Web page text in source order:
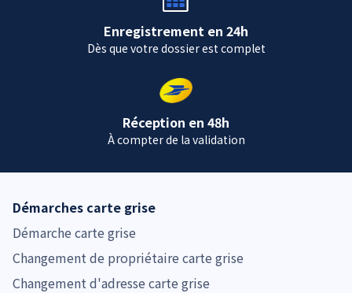
Enregistrement en 24h
Dès que votre dossier est complet
Réception en 48h
À compter de la validation
Démarches carte grise
Démarche carte grise
Changement de propriétaire carte grise
Changement d'adresse carte grise